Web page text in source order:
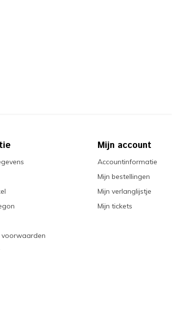
voorwaarden
Mijn account
Accountinformatie
Mijn bestellingen
Mijn verlanglijstje
Mijn tickets